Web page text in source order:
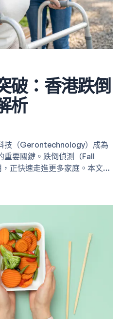
破：香港跌倒
析
技（Gerontechnology）成為
重要關鍵。跌倒偵測（Fall
正快速走進更多家庭。本文將
最嚴重的居家意外之一。如果能
。傳統照護模式難以全天覆蓋，
補位。 智慧跌倒偵測的主要類
技術路線： 穿戴式裝置：如智
改變。…